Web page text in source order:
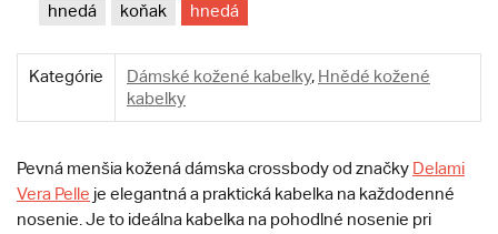
hnedá koňak hnedá
Kategórie Dámské kožené kabelky, Hnědé kožené
kabelky
Pevná menšia kožená dámska crossbody od značky Delami
Vera Pelle je elegantná a praktická kabelka na každodenné
nosenie. Je to ideálna kabelka na pohodlné nosenie pri